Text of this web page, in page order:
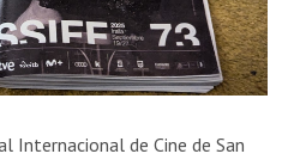
Internacional de Cine de San